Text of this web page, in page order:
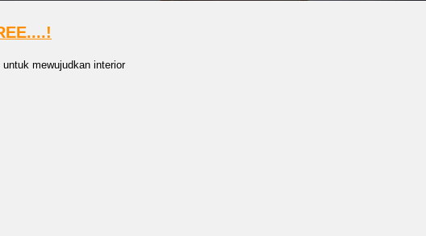
mewujudkan interior